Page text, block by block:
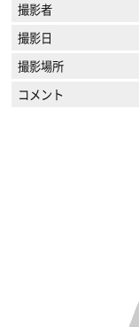
撮影者
撮影日
撮影場所
コメント